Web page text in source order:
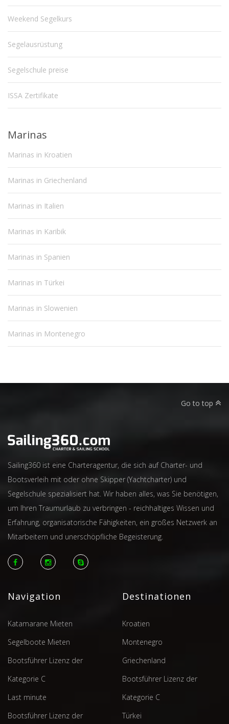
Weekend Segelkurs
Segelausrüstung
Segelschule preise
ISSA Zertifikate
Marinas
Marinas in Kroatien
Marinas in Griechenland
Marinas in Italien
Marinas in Karibik
Marinas in Spanien
Marinas in Türkei
Marinas in Slowenien
Marinas in Montenegro
Go to top
Sailing360 ist eine Charteragentur, die sich auf Charter- und
Bootsverleih mit oder ohne Skipper (Yachtcharter) und
Segelschule spezialisiert hat. Wir haben alles, was Sie benötigen,
um Ihren Traumurlaub zu verbringen - reichhaltiges Wissen und
Erfahrung, organisatorische Fähigkeiten, ein großes Netzwerk an
Mitarbeitern und unerschöpfliche Begeisterung.
Navigation
Katamarane Mieten
Segelboote Mieten
Bootsführer Lizenz der
Kategorie C
Last minute
Bootsführer Lizenz der
Destinationen
Kroatien
Montenegro
Griechenland
Bootsführer Lizenz der
Kategorie C
Türkei